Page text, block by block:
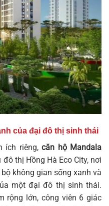
của đại đô thị sinh thái
ích riêng,căn hộ Mandala
thị Hồng Hà Eco City, nơi
không gian sống xanh và
một đại đô thị sinh thái.
rộng lớn, công viên 6 giác